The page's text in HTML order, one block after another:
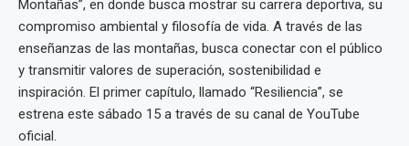
Montañas”, en donde busca mostrar su carrera deportiva, su
compromiso ambiental y filosofía de vida. A través de las
enseñanzas de las montañas, busca conectar con el público
y transmitir valores de superación, sostenibilidad e
inspiración. El primer capítulo, llamado “Resiliencia”, se
estrena este sábado 15 a través de su canal de YouTube
oficial.